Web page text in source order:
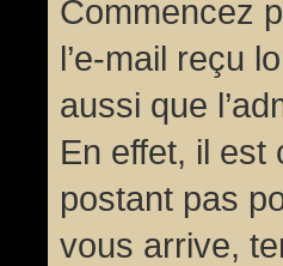
Commencez
l’e-mail reçu
aussi que
En effet, il est
postant pas
vous arrive,